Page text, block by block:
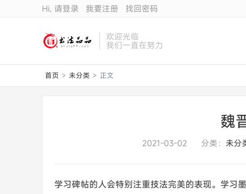
Hi, 请登录 我要注册 找回密码
欢迎光临
我们一直在努力
首页 > 未分类 > 正文
魏
2021-03-02 分类： 未分
学习碑帖的人会特别注重技法完美的表现。学习